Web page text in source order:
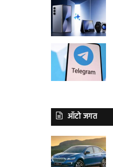
ऑटो जगत